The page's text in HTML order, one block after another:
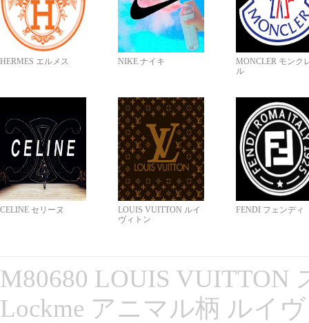
HERMES エルメス NIKE ナイキ
MONCLER モンク
ル
CELINE セリーヌ
LOUIS VUITTON ルイ
ヴィトン
FENDI フェンディ
M80680 LOUIS VUITTON
Lockme アニマル柄 ルイ